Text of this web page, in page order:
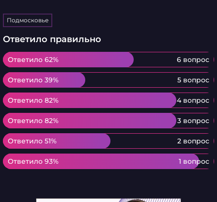
Подмосковье
Ответило правильно
Ответило 62% 6 вопрос
Ответило 62%
Ответило 39% 5 вопрос
Ответило 39%
Ответило 82% 4 вопрос
Ответило 82%
Ответило 82% 3 вопрос
Ответило 82%
Ответило 51% 2 вопрос
Ответило 51%
Ответило 93% 1 вопрос
Ответило 93%